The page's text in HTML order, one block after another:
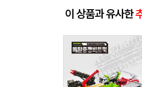
이 상품과 유사한